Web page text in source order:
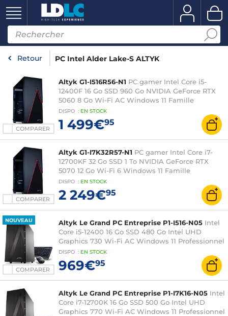
Retour PC Intel Alder Lake-S ALTYK
COMPARER
Altyk G1-I516R56-N1 PC gamer Intel Core i5-
12400F 16 Go SSD 960 Go NVIDIA GeForce RTX
5060 8 Go Wi-Fi AC Windows 11 Famille
DISPO : EN STOCK
1 499€95
COMPARER
Altyk G1-I7K32R57-N1 PC gamer Intel Core i7-
12700KF 32 Go SSD 1 To NVIDIA GeForce RTX
5070 12 Go Wi-Fi 6 Windows 11 Famille
DISPO : EN STOCK
2 249€95
NOUVEAU
COMPARER
Altyk Le Grand PC Entreprise P1-I516-N05 Intel
Core i5-12400 16 Go SSD 480 Go Intel UHD
Graphics 730 Wi-Fi AC Windows 11 Professionnel
DISPO : EN STOCK
969€95
Altyk Le Grand PC Entreprise P1-I7K16-N05 Intel
Core i7-12700K 16 Go SSD 500 Go Intel UHD
Graphics 770 Wi-Fi AC Windows 11 Professionnel